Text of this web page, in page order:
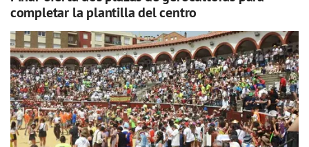
completar la plantilla del centro